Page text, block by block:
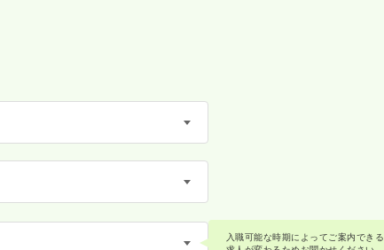
入職可能な時期によってご案内できる